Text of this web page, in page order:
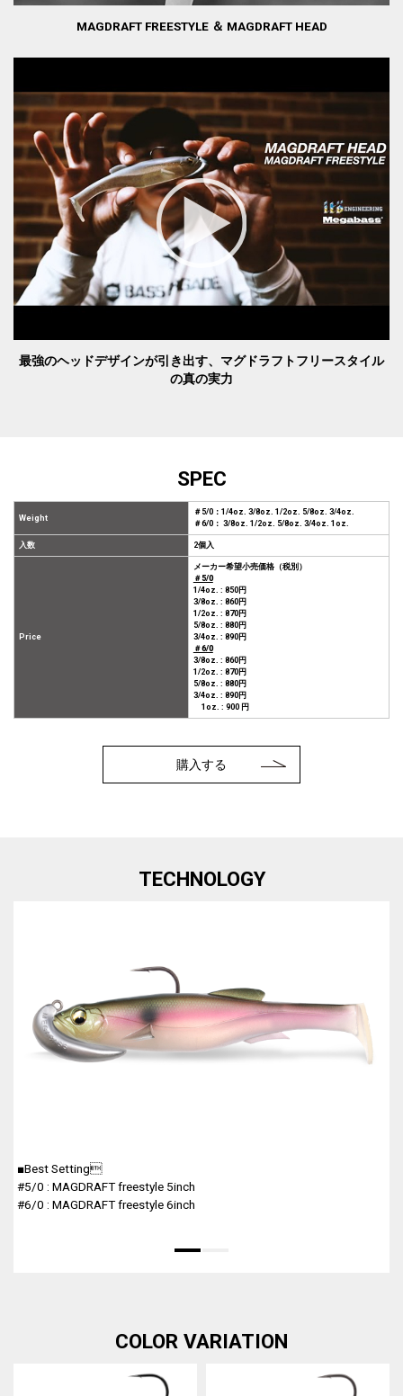
MAGDRAFT FREESTYLE ＆ MAGDRAFT HEAD
最強のヘッドデザインが引き出す、マグドラフトフリースタイル
の真の実力
SPEC
Weight
＃5/0：1/4oz. 3/8oz. 1/2oz. 5/8oz. 3/4oz.
＃6/0： 3/8oz. 1/2oz. 5/8oz. 3/4oz. 1oz.
入数 2個入
Price
メーカー希望小売価格（税別）
＃5/0
1/4oz. : 850円
3/8oz. : 860円
1/2oz. : 870円
5/8oz. : 880円
3/4oz. : 890円
＃6/0
3/8oz. : 860円
1/2oz. : 870円
5/8oz. : 880円
3/4oz. : 890円
1oz. : 900 円
購入する
TECHNOLOGY
■Best Setting
#5/0 : MAGDRAFT freestyle 5inch
#6/0 : MAGDRAFT freestyle 6inch
COLOR VARIATION